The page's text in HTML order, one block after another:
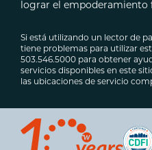
lograr el empoderamiento
Si está utilizando un lector de
tiene problemas para utilizar
503.546.5000 para obtener
servicios disponibles en este
las ubicaciones de servicio